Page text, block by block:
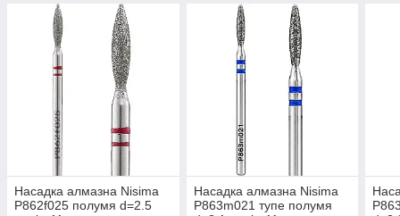
Насадка алмазна Nisima
P862f025 полумя d=2.5
Насадка алмазна Nisima
P863m021 тупе полумя